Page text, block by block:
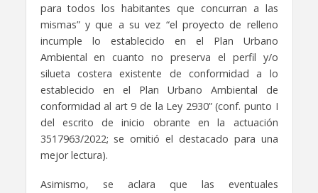
para todos los habitantes que concurran a las
mismas” y que a su vez “el proyecto de relleno
incumple lo establecido en el Plan Urbano
Ambiental en cuanto no preserva el perfil y/o
silueta costera existente de conformidad a lo
establecido en el Plan Urbano Ambiental de
conformidad al art 9 de la Ley 2930” (conf. punto I
del escrito de inicio obrante en la actuación
3517963/2022; se omitió el destacado para una
mejor lectura).
Asimismo, se aclara que las eventuales